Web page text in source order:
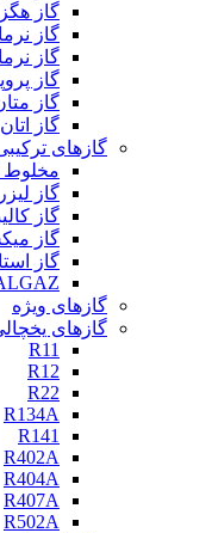
گاز
گاز
گاز
گاز
گاز
گاز اتان
گازهای
مخلوط
گاز لیزر
گاز
گاز
گاز
گازهای ویژه
گازهای
R11
R12
R22
R134A
R141
R402A
R404A
R407A
R502A